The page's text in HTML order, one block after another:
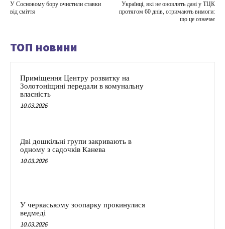
У Сосновому бору очистили ставки
від сміття
Українці, які не оновлять дані у ТЦК
протягом 60 днів, отримають вимоги:
що це означає
ТОП новини
Приміщення Центру розвитку на
Золотоніщині передали в комунальну
власність
10.03.2026
Дві дошкільні групи закривають в
одному з садочків Канева
10.03.2026
У черкаському зоопарку прокинулися
ведмеді
10.03.2026